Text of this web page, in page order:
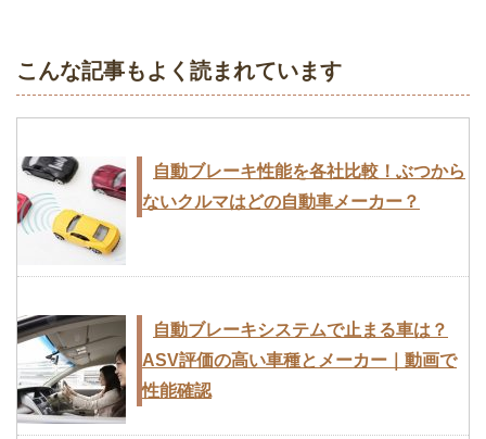
こんな記事もよく読まれています
自動ブレーキ性能を各社比較！ぶつから
ないクルマはどの自動車メーカー？
自動ブレーキシステムで止まる車は？
ASV評価の高い車種とメーカー｜動画で
性能確認